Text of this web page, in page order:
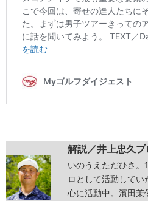
解説／井上忠久プ
いのうえただひさ
ロとして活動してい
心に活動中。濱田茉